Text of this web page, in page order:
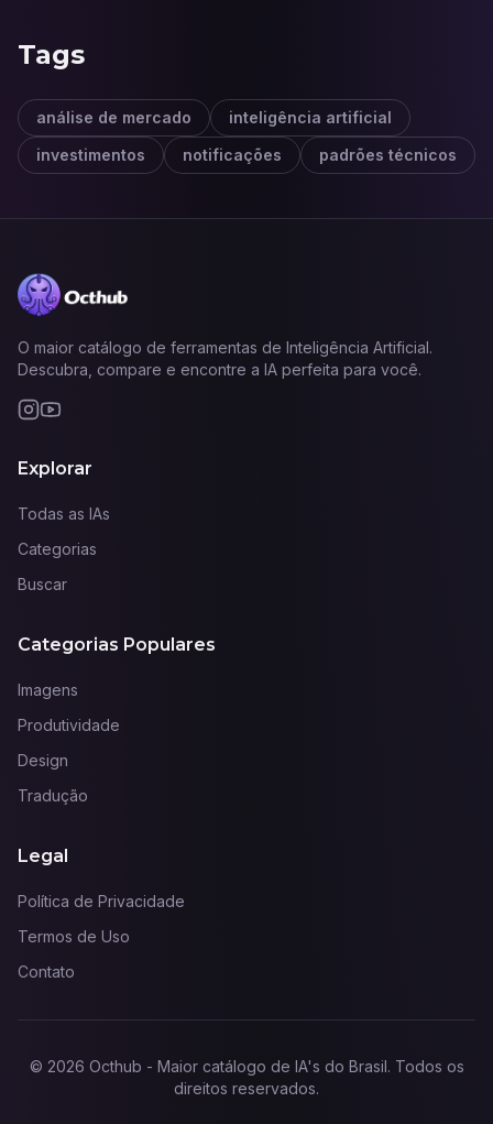
Tags
análise de mercado
inteligência artificial
investimentos
notificações padrões técnicos
O maior catálogo de ferramentas de Inteligência Artificial.
Descubra, compare e encontre a IA perfeita para você.
Explorar
Todas as IAs
Categorias
Buscar
Categorias Populares
Imagens
Produtividade
Design
Tradução
Legal
Política de Privacidade
Termos de Uso
Contato
© 2026 Octhub - Maior catálogo de IA's do Brasil. Todos os
direitos reservados.